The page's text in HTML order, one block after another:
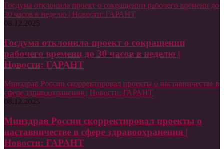
Госдума отклонила проект о сокращении рабочего времени до
30 часов в неделю | Новости: ГАРАНТ
08.12.2025
Госдума отклонила проект о сокращении
рабочего времени до 30 часов в неделю |
Новости: ГАРАНТ
Минздрав России скорректировал проекты о наставничестве в
сфере здравоохранения | Новости: ГАРАНТ
08.12.2025
Минздрав России скорректировал проекты о
наставничестве в сфере здравоохранения |
Новости: ГАРАНТ